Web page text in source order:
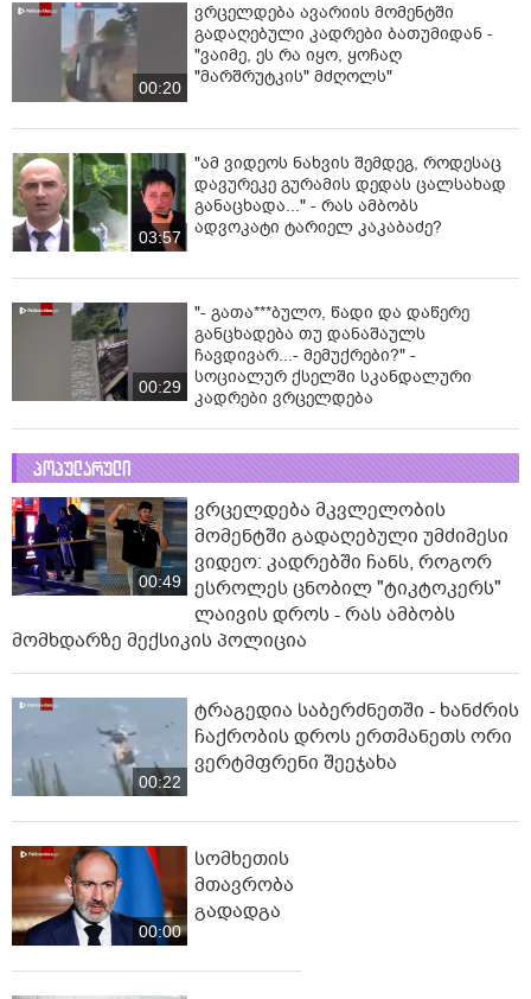
00:20
ვრცელდება ავარიის მომენტში
გადაღებული კადრები ბათუმიდან -
"ვაიმე, ეს რა იყო, ყოჩაღ
"მარშრუტკის" მძღოლს"
03:57
"ამ ვიდეოს ნახვის შემდეგ, როდესაც
დავურეკე გურამის დედას ცალსახად
განაცხადა..." - რას ამბობს
ადვოკატი ტარიელ კაკაბაძე?
00:29
"- გათა***ბულო, წადი და დაწერე
განცხადება თუ დანაშაულს
ჩავდივარ...- მემუქრები?" -
სოციალურ ქსელში სკანდალური
კადრები ვრცელდება
პოპულარული
00:49
ვრცელდება მკვლელობის
მომენტში გადაღებული უმძიმესი
ვიდეო: კადრებში ჩანს, როგორ
ესროლეს ცნობილ "ტიკტოკერს"
ლაივის დროს - რას ამბობს
მომხდარზე მექსიკის პოლიცია
00:22
ტრაგედია საბერძნეთში - ხანძრის
ჩაქრობის დროს ერთმანეთს ორი
ვერტმფრენი შეეჯახა
00:00
სომხეთის
მთავრობა
გადადგა